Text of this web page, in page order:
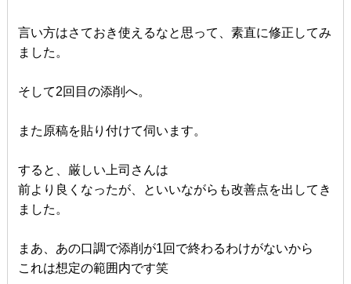
言い方はさておき使えるなと思って、素直に修正してみ
ました。
そして2回目の添削へ。
また原稿を貼り付けて伺います。
すると、厳しい上司さんは
前より良くなったが、といいながらも改善点を出してき
ました。
まあ、あの口調で添削が1回で終わるわけがないから
これは想定の範囲内です笑